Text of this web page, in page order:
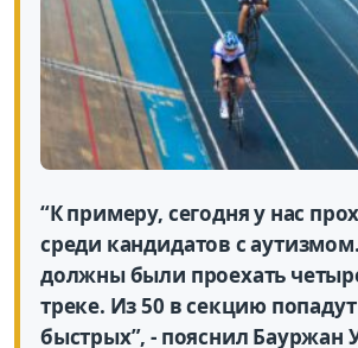
“К примеру, сегодня у нас
среди кандидатов с
должны были проехать
треке. Из 50 в секцию
быстрых”, - пояснил Бауржан